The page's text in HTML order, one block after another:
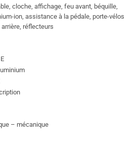
cloche, affichage, feu avant, béquille,
ion, assistance à la pédale, porte-vélos
réflecteurs
– mécanique